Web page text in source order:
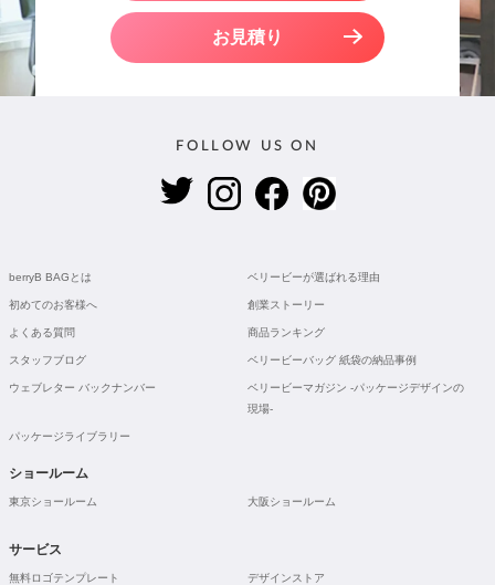
お見積り
FOLLOW US ON
berryB BAGとは ベリービーが選ばれる理由
初めてのお客様へ 創業ストーリー
よくある質問 商品ランキング
スタッフブログ ベリービーバッグ 紙袋の納品事例
ウェブレター バックナンバー
ベリービーマガジン -パッケージデザインの
現場-
パッケージライブラリー
ショールーム
東京ショールーム 大阪ショールーム
サービス
無料ロゴテンプレート デザインストア